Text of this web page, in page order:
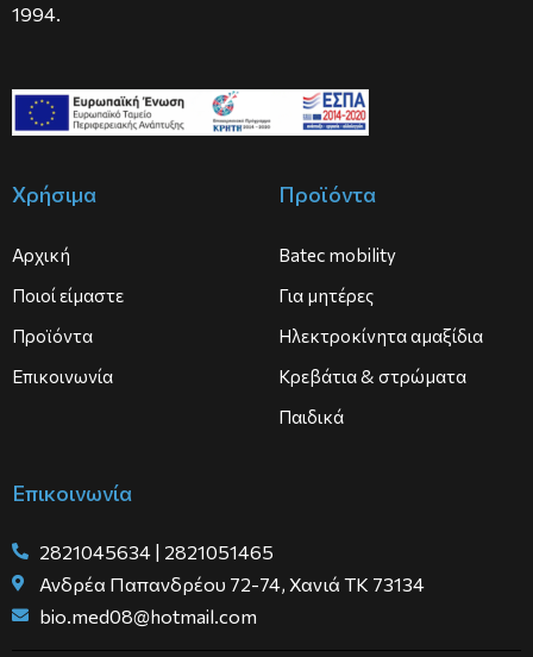
1994.
Χρήσιμα
Αρχική
Ποιοί είμαστε
Προϊόντα
Επικοινωνία
Προϊόντα
Batec mobility
Για μητέρες
Ηλεκτροκίνητα αμαξίδια
Κρεβάτια & στρώματα
Παιδικά
Επικοινωνία
2821045634 | 2821051465
Ανδρέα Παπανδρέου 72-74, Χανιά ΤΚ 73134
bio.med08@hotmail.com